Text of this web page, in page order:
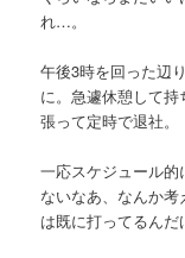
れ…。
午後3時を回った辺
に。急遽休憩して
張って定時で退社。
一応スケジュール
ないなあ、なんか
は既に打ってるんだ